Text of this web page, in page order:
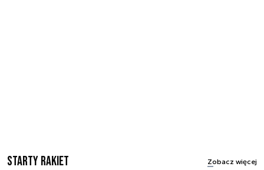
Starty rakiet Zobacz więcej